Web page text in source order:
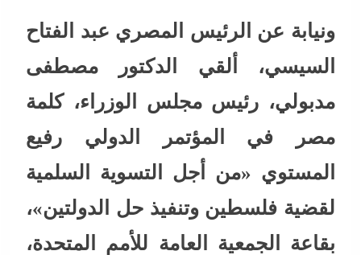
ونيابة عن الرئيس المصري عبد الفتاح
السيسي، ألقي الدكتور مصطفى
مدبولي، رئيس مجلس الوزراء، كلمة
مصر في المؤتمر الدولي رفيع
المستوي «من أجل التسوية السلمية
لقضية فلسطين وتنفيذ حل الدولتين»،
بقاعة الجمعية العامة للأمم المتحدة،